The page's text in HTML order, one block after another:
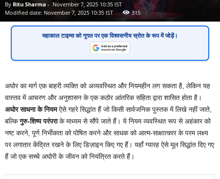
By Ritu Sharma - November 7, 2025 10:35 IST
Modified date: November 7, 2025 10:35 IST
315
महाकाल टाइम्सको गूगल पर एकविश्वसनीय स्रोतके रूप में जोड़ें।
अघोर का मार्ग एक बाहरी व्यक्ति को अव्यवस्थित और नियमहीन लग सकता है, लेकिन यह
वास्तव में आचरण और अनुशासन के एक कठोर आंतरिक संहिता द्वारा शासित होता है।
अघोर साधना के नियमऐसे गहरे सिद्धांत हैं जो किसी सार्वजनिक पुस्तक में लिखे नहीं जाते,
बल्किगुरु-शिष्य परंपराके माध्यम से सौंपे जाते हैं। ये नियम व्यवस्थित रूप से अहंकार को
नष्ट करने, पूर्ण निर्भीकता को पोषित करने और साधक को आत्म-साक्षात्कार के परम लक्ष्य
पर लगातार केंद्रित रखने के लिए डिज़ाइन किए गए हैं। यहाँ ग्यारह ऐसे मूल सिद्धांत दिए गए
हैं जो एक सच्चे अघोरी के जीवन को नियंत्रित करते हैं।